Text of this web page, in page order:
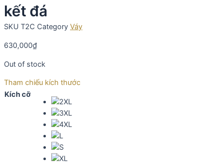
kết đá
SKU T2C Category Váy
630,000₫
Out of stock
Tham chiếu kích thước
Kích cỡ